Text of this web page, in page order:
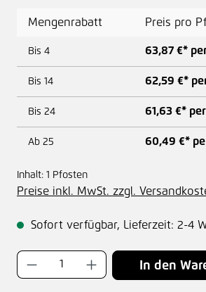
Mengenrabatt Preis pro
Bis 4 63,87 €*
Bis 14 62,59 €*
Bis 24 61,63 €*
Ab 25 60,49 €*
Inhalt: 1 Pfosten
Preise inkl. MwSt. zzgl.
Sofort verfügbar, Lieferzeit: 2-4
Produkt Anzahl: Gib den
In den